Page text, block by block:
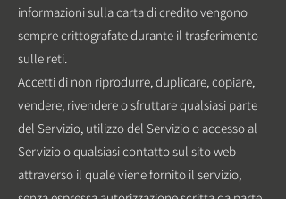
informazioni sulla carta di credito vengono
sempre crittografate durante il trasferimento
sulle reti.
Accetti di non riprodurre, duplicare, copiare,
vendere, rivendere o sfruttare qualsiasi parte
del Servizio, utilizzo del Servizio o accesso al
Servizio o qualsiasi contatto sul sito web
attraverso il quale viene fornito il servizio,